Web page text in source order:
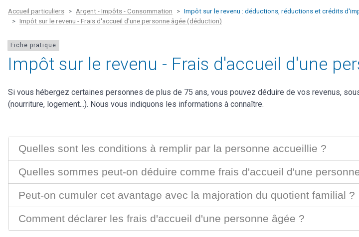
Accueil particuliers Argent - Impôts - Consommation
Impôt sur le revenu : déductions, réductions et crédits
Impôt sur le revenu - Frais d'accueil d'une personne âgée (déduction)
Fiche pratique
Impôt sur le revenu - Frais d'accueil d'une
Si vous hébergez certaines personnes de plus de 75 ans, vous pouvez déduire de vos revenus,
(nourriture, logement...). Nous vous indiquons les informations à connaître.
Quelles sont les conditions à remplir par la personne accueillie ?
Quelles sommes peut-on déduire comme frais d'accueil d'une
Peut-on cumuler cet avantage avec la majoration du quotient familial ?
Comment déclarer les frais d'accueil d'une personne âgée ?